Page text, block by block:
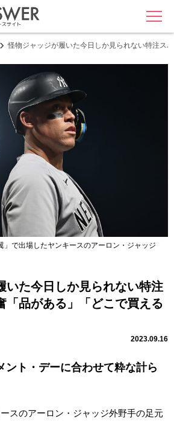
MENU
怪物ジャッジが履いた今日しか見られない特注ス
」で出場したヤンキースのアーロン・ジャッジ
いた今日しか見られない特注
「品がある」「どこで買える
2023.09.16
ント・デーに合わせて粋な計ら
スのアーロン・ジャッジ外野手の足元